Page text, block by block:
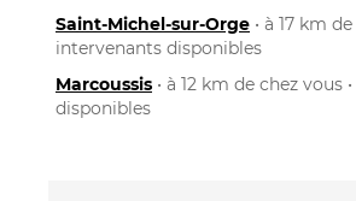
Saint-Michel-sur-Orge • à 17 km
intervenants disponibles
Marcoussis • à 12 km de chez vous
disponibles